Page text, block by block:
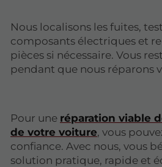
Nous localisons les fuites,
composants électriques et
pièces si nécessaire. Vous
pendant que nous réparons
Pour une réparation viable
de votre voiture, vous
confiance. Avec nous, vous
solution pratique, rapide et